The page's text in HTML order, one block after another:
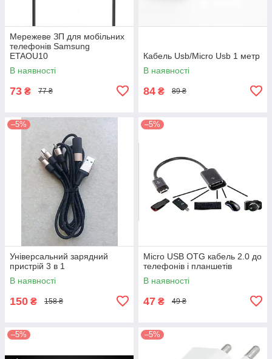
Мережеве ЗП для мобільних
телефонів Samsung
ETAOU10
В наявності
73 ₴ 77 ₴
Кабель Usb/Micro Usb 1 метр
В наявності
84 ₴ 89 ₴
–5%
Універсальний зарядний
пристрій 3 в 1
В наявності
150 ₴ 158 ₴
–5%
Micro USB OTG кабель 2.0 до
телефонів і планшетів
В наявності
47 ₴ 49 ₴
–5% –5%